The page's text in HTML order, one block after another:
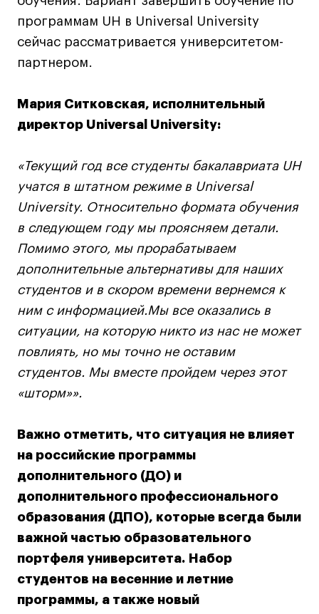
Карьера
Ассоциация выпускников
Участие в выставках
Проекты студентов
Работы студентов
«Живые» проекты
Участие в выставках
Проект с Microsoft
Получить сертификат
программам UH в Universal University
сейчас рассматривается университетом-
партнером.
Мария Ситковская, исполнительный
директор Universal University:
«Текущий год все студенты бакалавриата UH
учатся в штатном режиме в Universal
University. Относительно формата обучения
в следующем году мы проясняем детали.
Помимо этого, мы прорабатываем
дополнительные альтернативы для наших
студентов и в скором времени вернемся к
ним с информацией.Мы все оказались в
ситуации, на которую никто из нас не может
повлиять, но мы точно не оставим
студентов. Мы вместе пройдем через этот
«шторм»».
Важно отметить, что ситуация не влияет
на российские программы
дополнительного (ДО) и
дополнительного профессионального
образования (ДПО), которые всегда были
важной частью образовательного
портфеля университета. Набор
студентов на весенние и летние
программы, а также новый